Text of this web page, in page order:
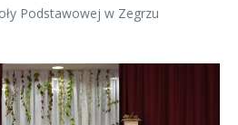
Podstawowej w Zegrzu